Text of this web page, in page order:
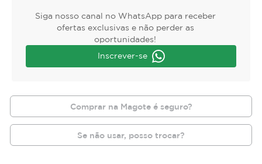
Siga nosso canal no WhatsApp para receber
ofertas exclusivas e não perder as
oportunidades!
Inscrever-se
Comprar na Magote é seguro?
Se não usar, posso trocar?